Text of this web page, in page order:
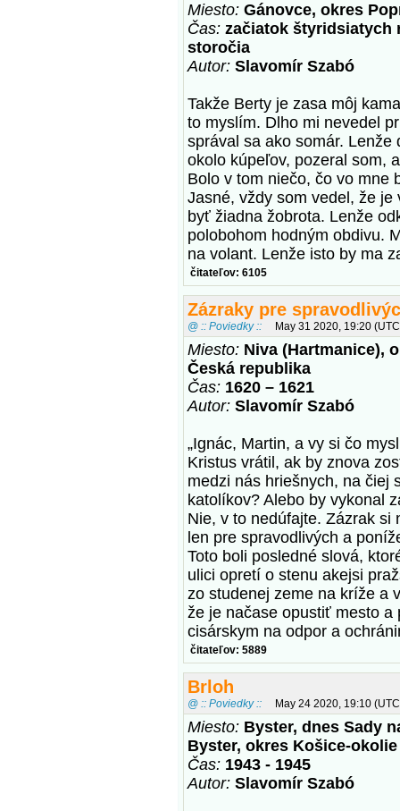
Miesto: Gánovce, okres
Čas: začiatok štyridsiatych
storočia
Autor: Slavomír Szabó
Takže Berty je zasa môj
to myslím. Dlho mi nevedel
správal sa ako somár. Lenže
okolo kúpeľov, pozeral som,
Bolo v tom niečo, čo vo mne
Jasné, vždy som vedel, že
byť žiadna žobrota. Lenže
polobohom hodným obdivu.
na volant. Lenže isto by ma
čitateľov: 6105
Zázraky pre
@ :: Poviedky :: May 31 2020, 19:20
Miesto: Niva (Hartmanice),
Česká republika
Čas: 1620 – 1621
Autor: Slavomír Szabó
„Ignác, Martin, a vy si čo
Kristus vrátil, ak by znova
medzi nás hriešnych, na čiej
katolíkov? Alebo by vykonal
Nie, v to nedúfajte. Zázrak si
len pre spravodlivých a
Toto boli posledné slová,
ulici opretí o stenu akejsi
zo studenej zeme na kríže a
že je načase opustiť mesto
cisárskym na odpor a
čitateľov: 5889
Brloh
@ :: Poviedky :: May 24 2020, 19:10
Miesto: Byster, dnes Sady
Byster, okres Košice-okolie
Čas: 1943 - 1945
Autor: Slavomír Szabó